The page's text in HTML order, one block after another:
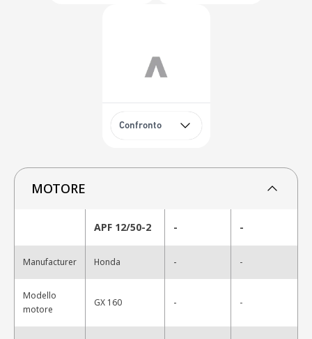
Confronto
MOTORE
APF 12/50-2 - -
Manufacturer Honda - -
Modello
motore
GX 160 - -